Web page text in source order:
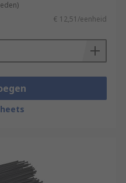
€ 12,51/eenheid